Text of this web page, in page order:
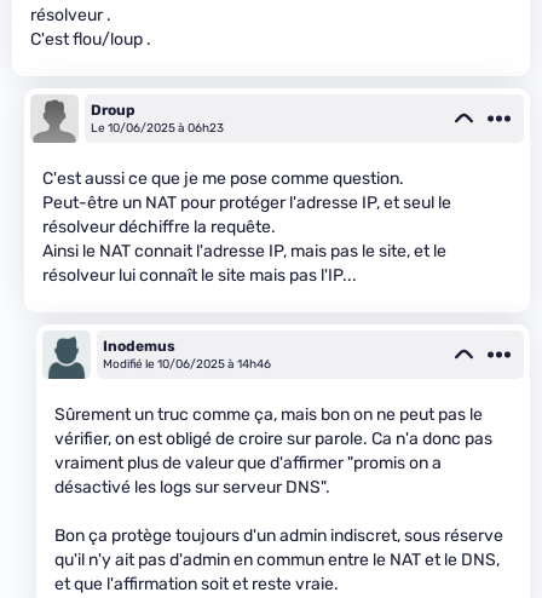
résolveur .
C'est flou/loup .
Droup
Le 10/06/2025 à 06h23
C'est aussi ce que je me pose comme question.
Peut-être un NAT pour protéger l'adresse IP, et seul le
résolveur déchiffre la requête.
Ainsi le NAT connait l'adresse IP, mais pas le site, et le
résolveur lui connaît le site mais pas l'IP...
Inodemus
Modifié le 10/06/2025 à 14h46
Sûrement un truc comme ça, mais bon on ne peut pas le
vérifier, on est obligé de croire sur parole. Ca n'a donc pas
vraiment plus de valeur que d'affirmer "promis on a
désactivé les logs sur serveur DNS".
Bon ça protège toujours d'un admin indiscret, sous réserve
qu'il n'y ait pas d'admin en commun entre le NAT et le DNS,
et que l'affirmation soit et reste vraie.